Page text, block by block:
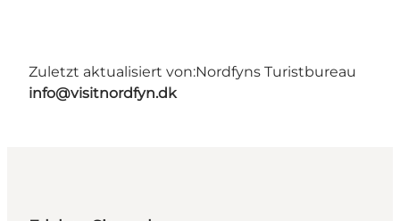
Zuletzt aktualisiert von:Nordfyns Turistbureau
info@visitnordfyn.dk